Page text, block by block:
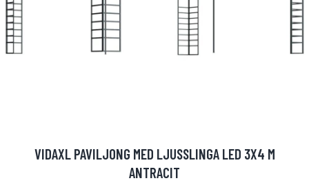
VIDAXL PAVILJONG MED LJUSSLINGA LED 3X4 M
ANTRACIT